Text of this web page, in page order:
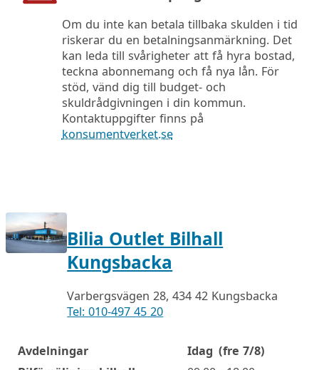
Om du inte kan betala tillbaka skulden i tid
riskerar du en betalningsanmärkning. Det
kan leda till svårigheter att få hyra bostad,
teckna abonnemang och få nya lån. För
stöd, vänd dig till budget- och
skuldrådgivningen i din kommun.
Kontaktuppgifter finns på
konsumentverket.se
Bilia Outlet Bilhall
Kungsbacka
Varbergsvägen 28, 434 42 Kungsbacka
Tel: 010-497 45 20
Avdelningar Idag (fre 7/8)